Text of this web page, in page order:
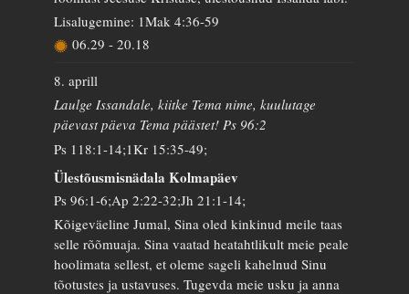
Lisalugemine: 1Mak 4:36-59
06.29 - 20.18
8. aprill
Laulge Issandale, kiitke Tema nime, kuulutage
päevast päeva Tema päästet! Ps 96:2
Ps 118:1-14;1Kr 15:35-49;
Ülestõusmisnädala Kolmapäev
Ps 96:1-6;Ap 2:22-32;Jh 21:1-14;
Kõigeväeline Jumal, Sina oled kinkinud meile taas
selle rõõmuaja. Sina vaatad heatahtlikult meie peale
hoolimata sellest, et oleme sageli kahelnud Sinu
tõotustes ja ustavuses. Tugevda meie usku ja anna